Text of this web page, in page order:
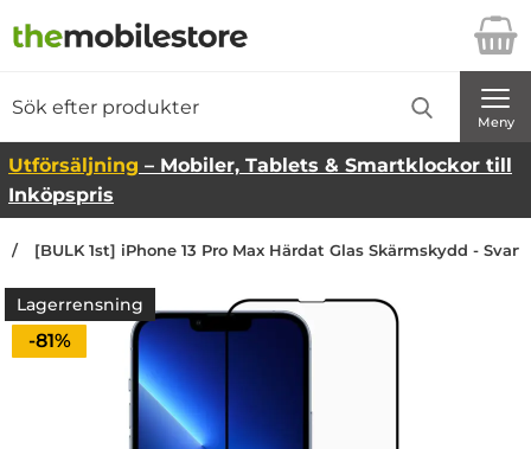
Startsidan för Danira Telecom AB
Meny
Utförsäljning – Mobiler, Tablets & Smartklockor till
Inköpspris
[BULK 1st] iPhone 13 Pro Max Härdat Glas Skärmskydd -
Lagerrensning
Priset är nedsatt med
-81%